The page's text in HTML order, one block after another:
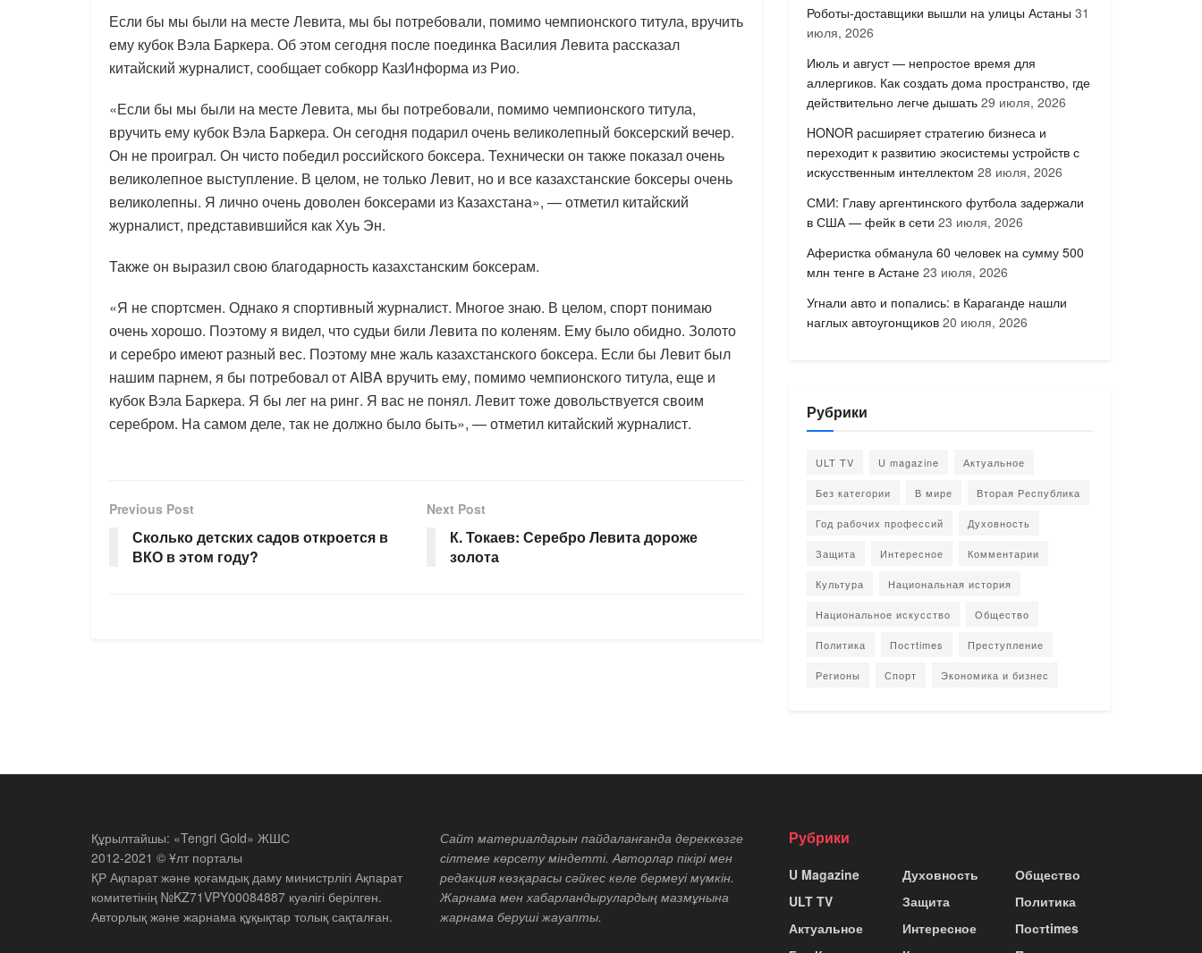
Если бы мы были на месте Левита, мы бы потребовали, помимо чемпионского титула, вручить
ему кубок Вэла Баркера. Об этом сегодня после поединка Василия Левита рассказал
китайский журналист, сообщает собкорр КазИнформа из Рио.
«Если бы мы были на месте Левита, мы бы потребовали, помимо чемпионского титула,
вручить ему кубок Вэла Баркера. Он сегодня подарил очень великолепный боксерский вечер.
Он не проиграл. Он чисто победил российского боксера. Технически он также показал очень
великолепное выступление. В целом, не только Левит, но и все казахстанские боксеры очень
великолепны. Я лично очень доволен боксерами из Казахстана», — отметил китайский
журналист, представившийся как Хуь Эн.
Также он выразил свою благодарность казахстанским боксерам.
«Я не спортсмен. Однако я спортивный журналист. Многое знаю. В целом, спорт понимаю
очень хорошо. Поэтому я видел, что судьи били Левита по коленям. Ему было обидно. Золото
и серебро имеют разный вес. Поэтому мне жаль казахстанского боксера. Если бы Левит был
нашим парнем, я бы потребовал от AIBA вручить ему, помимо чемпионского титула, еще и
кубок Вэла Баркера. Я бы лег на ринг. Я вас не понял. Левит тоже довольствуется своим
серебром. На самом деле, так не должно было быть», — отметил китайский журналист.
Previous Post
Сколько детских садов откроется в
ВКО в этом году?
Next Post
К. Токаев: Серебро Левита дороже
золота
Роботы-доставщики вышли на улицы Астаны 31
июля, 2026
Июль и август — непростое время для
аллергиков. Как создать дома пространство, где
действительно легче дышать 29 июля, 2026
HONOR расширяет стратегию бизнеса и
переходит к развитию экосистемы устройств с
искусственным интеллектом 28 июля, 2026
СМИ: Главу аргентинского футбола задержали
в США — фейк в сети 23 июля, 2026
Аферистка обманула 60 человек на сумму 500
млн тенге в Астане 23 июля, 2026
Угнали авто и попались: в Караганде нашли
наглых автоугонщиков 20 июля, 2026
Рубрики
ULT TV U magazine Актуальное
Без категории В мире Вторая Республика
Год рабочих профессий Духовность
Защита Интересное Комментарии
Культура Национальная история
Национальное искусство Общество
Политика Постtimes Преступление
Регионы Спорт Экономика и бизнес
Құрылтайшы: «Tengri Gold» ЖШС
2012-2021 © Ұлт порталы
ҚР Ақпарат және қоғамдық даму министрлігі Ақпарат
комитетінің №KZ71VPY00084887 куәлігі берілген.
Авторлық және жарнама құқықтар толық сақталған.
Сайт материалдарын пайдаланғанда дереккөзге
сілтеме көрсету міндетті. Авторлар пікірі мен
редакция көзқарасы сәйкес келе бермеуі мүмкін.
Жарнама мен хабарландырулардың мазмұнына
жарнама беруші жауапты.
Рубрики
U Magazine
ULT TV
Актуальное
Духовность
Защита
Интересное
Общество
Политика
Постtimes